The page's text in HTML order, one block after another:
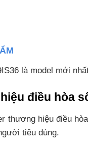
là model mới
điều hòa
thương hiệu điều
tiêu dùng.